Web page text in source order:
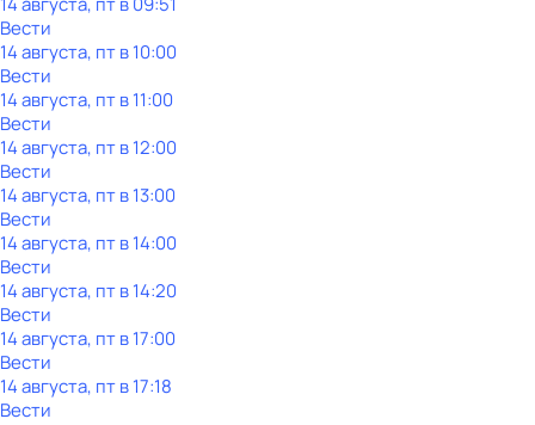
Вести
14 августа, пт в 10:00
Вести
14 августа, пт в 11:00
Вести
14 августа, пт в 12:00
Вести
14 августа, пт в 13:00
Вести
14 августа, пт в 14:00
Вести
14 августа, пт в 14:20
Вести
14 августа, пт в 17:00
Вести
14 августа, пт в 17:18
Вести